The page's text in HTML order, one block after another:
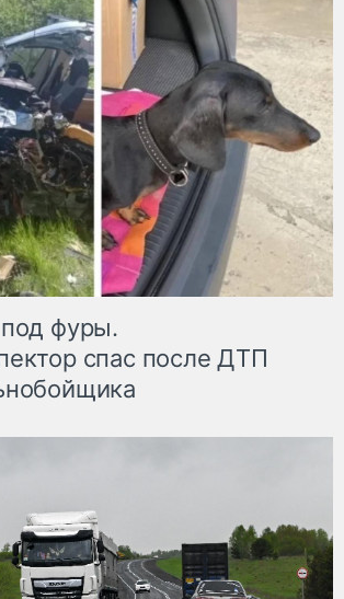
фуры.
спас после ДТП